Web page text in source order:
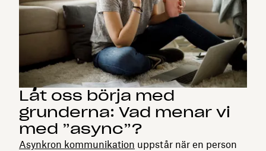
Låt oss börja med
grunderna: Vad menar vi
med ”async”?
Asynkron kommunikation uppstår när en person